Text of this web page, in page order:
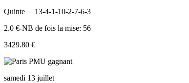
Quinte
13-4-1-10-2-7-6-3
2.0 €-NB de fois la mise: 56
3429.80 €
samedi 13 juillet